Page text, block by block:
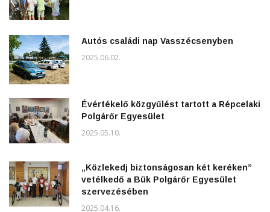
Autós családi nap Vasszécsenyben
2025.06.02.
Évértékelő közgyűlést tartott a Répcelaki
Polgárőr Egyesület
2025.05.10.
„Közlekedj biztonságosan két keréken”
vetélkedő a Bük Polgárőr Egyesület
szervezésében
2025.04.16.